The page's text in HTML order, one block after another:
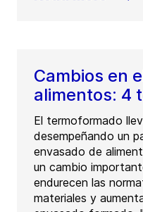
Cambios en
alimentos: 4
El termoformado
desempeñando un
envasado de
un cambio
endurecen las
materiales y